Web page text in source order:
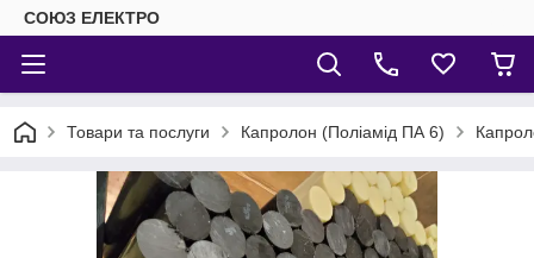
СОЮЗ ЕЛЕКТРО
Товари та послуги Капролон (Поліамід ПА 6)